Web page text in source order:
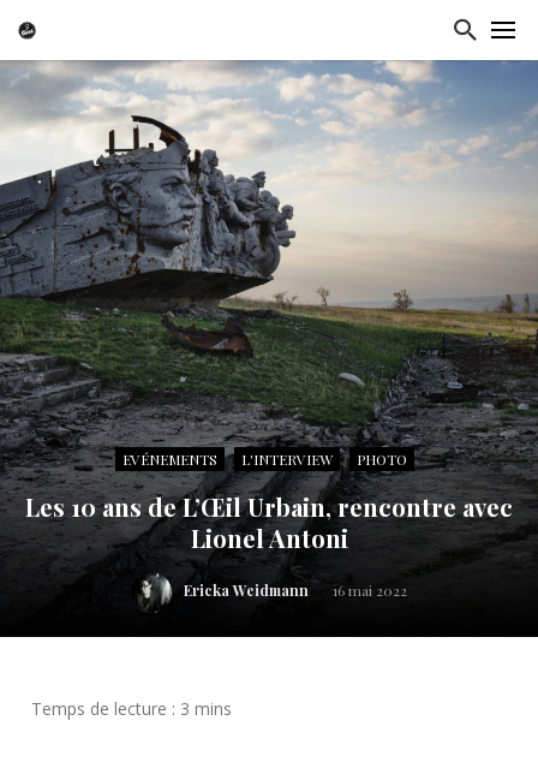
EVÉNEMENTS L'INTERVIEW PHOTO
Les 10 ans de L’Œil Urbain, rencontre avec
Lionel Antoni
Ericka Weidmann 16 mai 2022